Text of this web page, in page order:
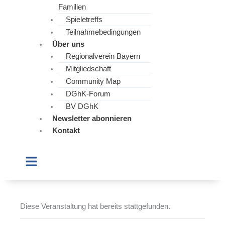
Familien
Spieletreffs
Teilnahmebedingungen
Über uns
Regionalverein Bayern
Mitgliedschaft
Community Map
DGhK-Forum
BV DGhK
Newsletter abonnieren
Kontakt
Diese Veranstaltung hat bereits stattgefunden.